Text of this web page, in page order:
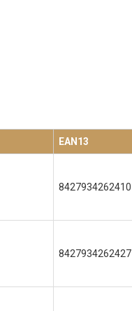
EAN13
8427934262410
8427934262427